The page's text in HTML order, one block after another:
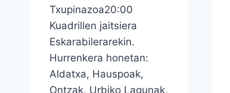
Txupinazoa20:00
Kuadrillen jaitsiera
Eskarabilerarekin.
Hurrenkera honetan:
Aldatxa, Hauspoak,
Ontzak, Urbiko Lagunak,